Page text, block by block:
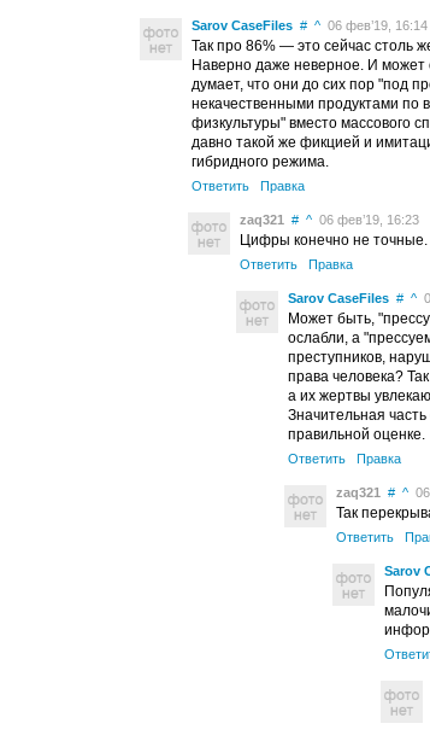
Sarov CaseFiles # ^ 06 фев’19, 16:14
Так про 86% — это сейчас столь
Наверно даже неверное. И может
думает, что они до сих пор "под
некачественными продуктами по
физкультуры" вместо массового
давно такой же фикцией и
гибридного режима.
Ответить Правка
zaq321 # ^ 06 фев’19, 16:23
Цифры конечно не точные.
Ответить Правка
Sarov CaseFiles # ^
Может быть,
ослабли, а
преступников,
права человека?
а их жертвы
Значительная
правильной оценке.
Ответить Правка
zaq321 # ^
Так
Ответить
Sarov